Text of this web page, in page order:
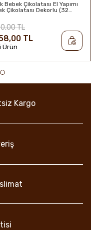
Bebek Çikolatası El Yapımı
Çikolatası Dekorlu (32
TL
TL
Ürün
Kargo